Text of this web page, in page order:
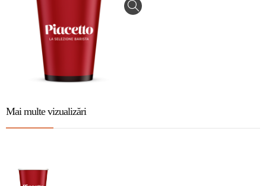
Mai multe vizualizări